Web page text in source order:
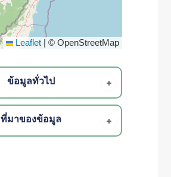
Leaflet © OpenStreetMap
ข้อมูลทั่วไป
ที่มาของข้อมูล